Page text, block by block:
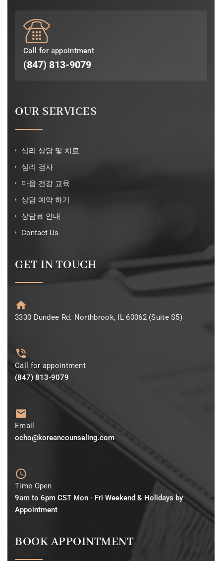
Call for appointment
(847) 813-9079
OUR SERVICES
심리 상담 및 치료
심리 검사
마음 건강 교육
상담 예약 하기
상담료 안내
Contact Us
GET IN TOUCH
3330 Dundee Rd. Northbrook, IL 60062 (Suite S5)
Call for appointment
(847) 813-9079
Email
ocho@koreancounseling.com
Time Open
9am to 6pm CST Mon - Fri Weekend & Holidays by
Appointment
BOOK APPOINTMENT